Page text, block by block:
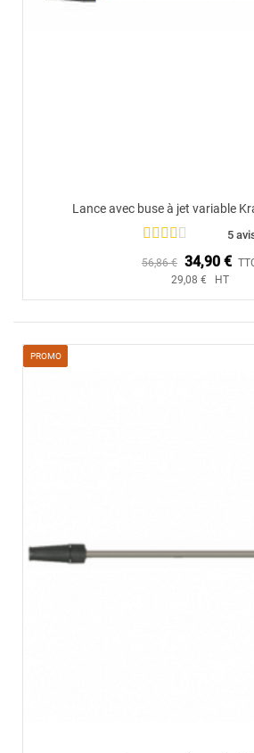
Lance avec buse à jet variable
5
56,86 € 34,90 €
29,08 € HT
PROMO